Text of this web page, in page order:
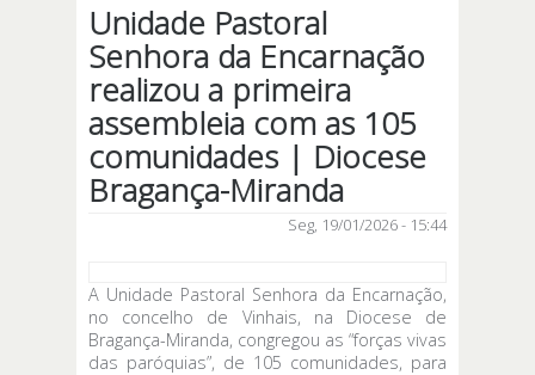
Unidade Pastoral
Senhora da Encarnação
realizou a primeira
assembleia com as 105
comunidades | Diocese
Bragança-Miranda
Seg, 19/01/2026 - 15:44
A Unidade Pastoral Senhora da Encarnação,
no concelho de Vinhais, na Diocese de
Bragança-Miranda, congregou as “forças vivas
das paróquias”, de 105 comunidades, para